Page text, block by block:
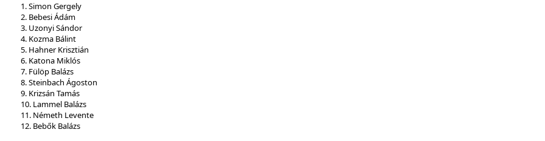
1. Simon Gergely
2. Bebesi Ádám
3. Uzonyi Sándor
4. Kozma Bálint
5. Hahner Krisztián
6. Katona Miklós
7. Fülöp Balázs
8. Steinbach Ágoston
9. Krizsán Tamás
10. Lammel Balázs
11. Németh Levente
12. Bebők Balázs